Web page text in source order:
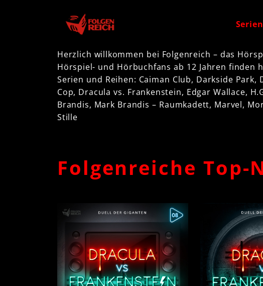
Serien
Herzlich willkommen bei Folgenreich – das
Hörspiel- und Hörbuchfans ab 12 Jahren
Serien und Reihen: Caiman Club, Darkside
Cop, Dracula vs. Frankenstein, Edgar Wallace,
Brandis, Mark Brandis – Raumkadett, Marvel,
Stille
Folgenreiche Top-